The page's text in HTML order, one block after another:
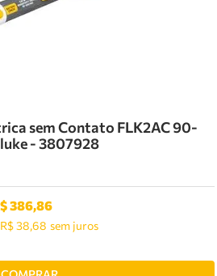
sem Contato FLK2AC 90-
- 3807928
386,86
R$ 38,68 sem juros